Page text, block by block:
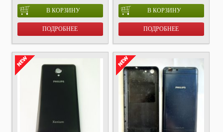
В КОРЗИНУ
ПОДРОБНЕЕ
В КОРЗИНУ
ПОДРОБНЕЕ